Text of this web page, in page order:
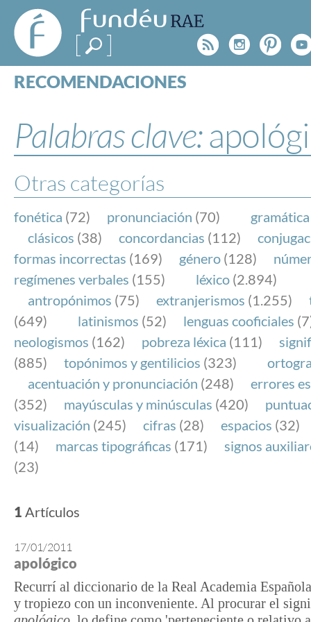
FundéuRAE
- Fundación
del Español
Urgente
Rss
RECOMENDACIONES
ESPECIALES
BLOG
NOTICIAS
SOBRE LA FUNDÉURAE
FundéuRAE es una fundación patrocinada por la
y la Real Academia Española, cuyo objetivo es
el buen uso del español en los medios de
Internet.
Palabras clave:
Otras categorías
fonética (72) pronunciación (70) gramática
clásicos (38) concordancias (112)
formas incorrectas (169) género (128)
regímenes verbales (155) léxico (2.894)
antropónimos (75) extranjerismos (1.255)
(649)
latinismos (52) lenguas cooficiales
neologismos (162) pobreza léxica (111)
(885)
topónimos y gentilicios (323)
acentuación y pronunciación (248)
errores
(352)
mayúsculas y minúsculas (420)
visualización (245) cifras (28) espacios (32)
(14)
marcas tipográficas (171)
signos
(23)
1 Artículos
17/01/2011
apológico
Recurrí al diccionario de la Real Academia
y tropiezo con un inconveniente. Al procurar el